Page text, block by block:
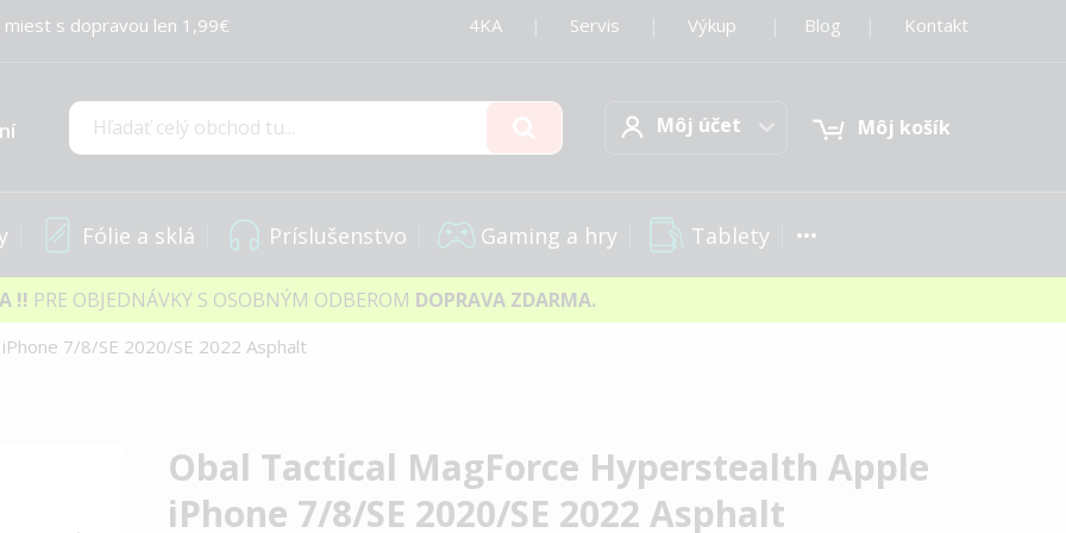
s dopravou len 1,99€ 4KA Servis Výkup Blog Kontakt
Hľadať
Môj účetMôj účet Môj košík
Fólie a sklá Príslušenstvo Gaming a hry Tablety
!! PRE OBJEDNÁVKY S OSOBNÝM ODBEROM DOPRAVA ZDARMA.
7/8/SE 2020/SE 2022 Asphalt
Obal Tactical MagForce Hyperstealth Apple
iPhone 7/8/SE 2020/SE 2022 Asphalt